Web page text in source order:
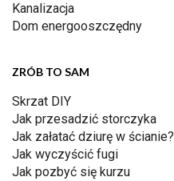
Kanalizacja
Dom energooszczędny
ZRÓB TO SAM
Skrzat DIY
Jak przesadzić storczyka
Jak załatać dziurę w ścianie?
Jak wyczyścić fugi
Jak pozbyć się kurzu